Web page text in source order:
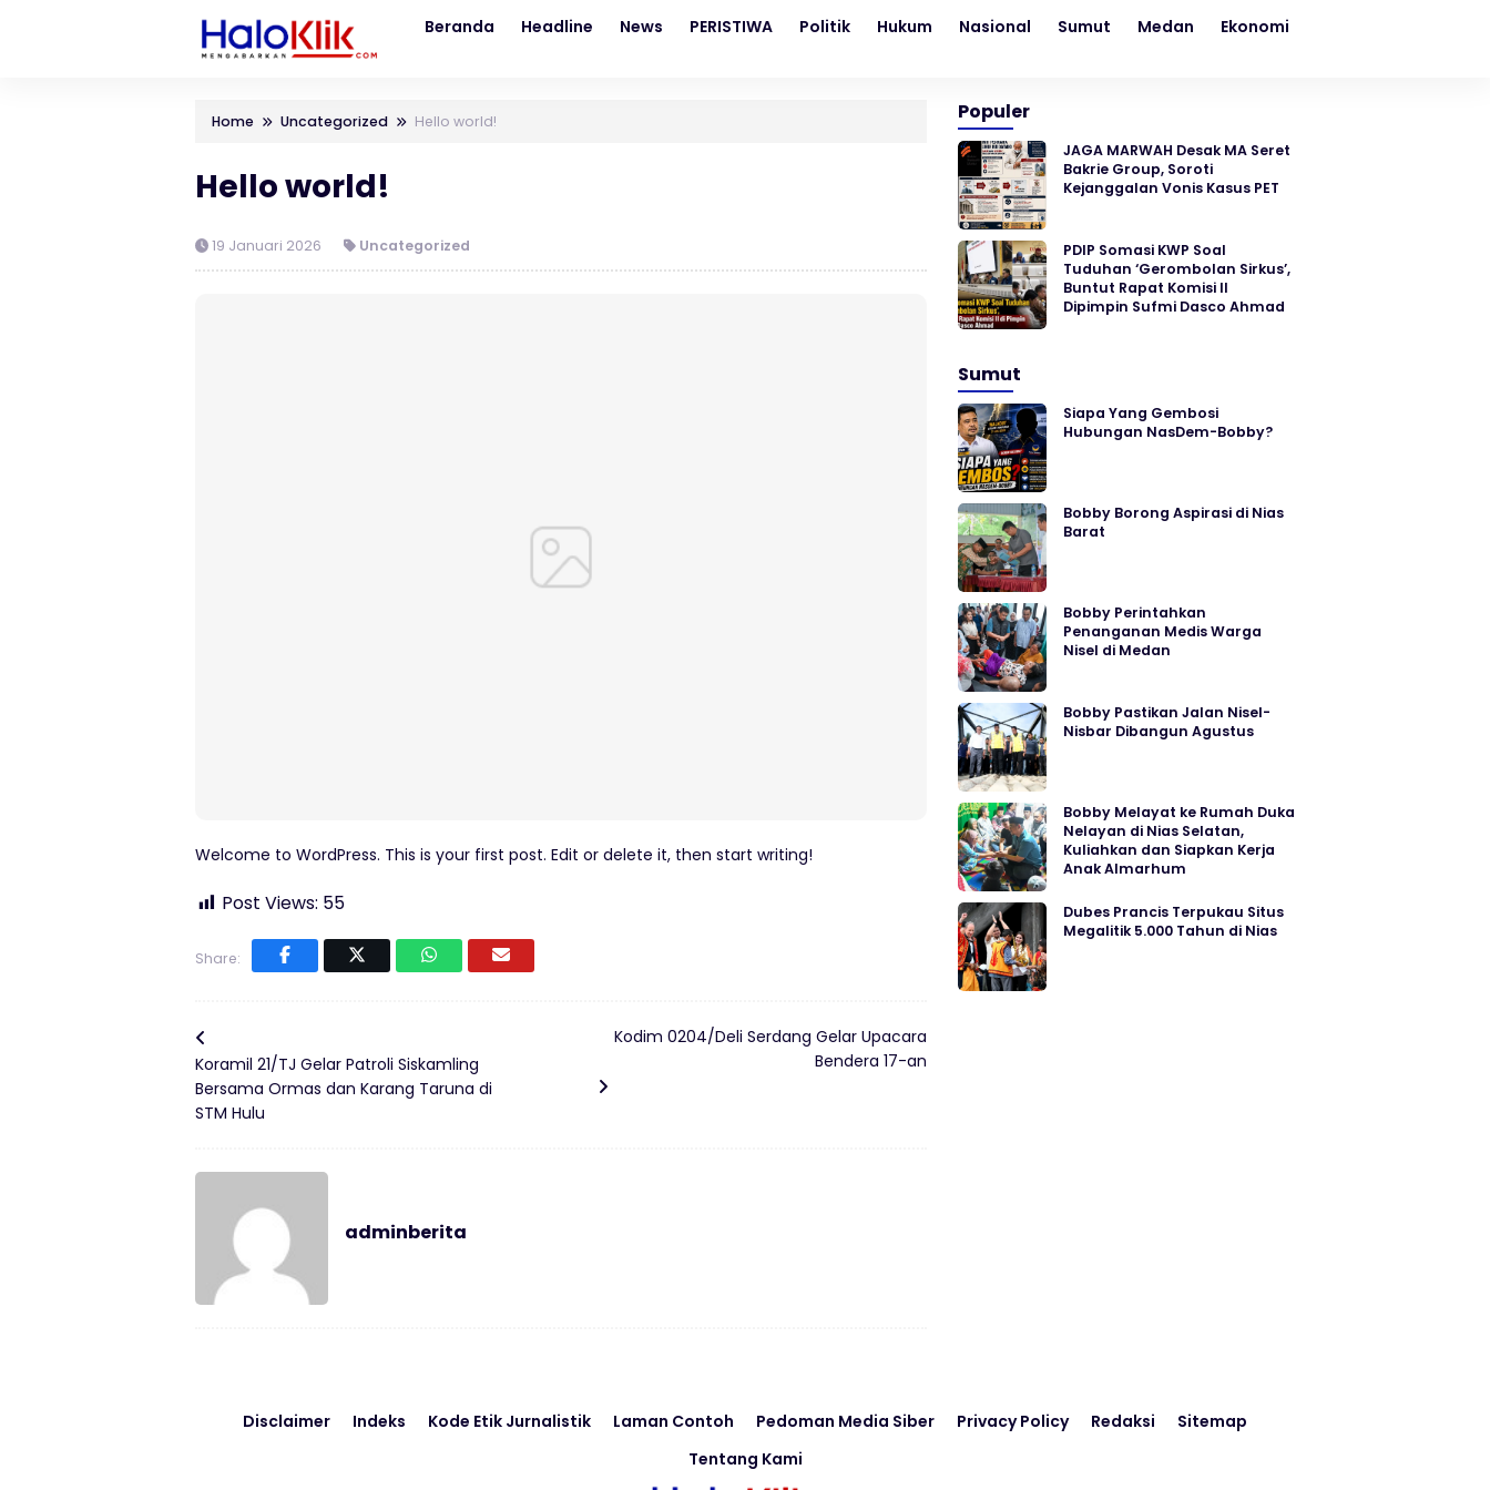
Beranda Headline News PERISTIWA Politik Hukum Nasional Sumut Medan Ekonomi
Home Uncategorized Hello world!
Hello world!
19 Januari 2026 Uncategorized
Welcome to WordPress. This is your first post. Edit or delete it, then start writing!
Post Views: 55
Share:
Koramil 21/TJ Gelar Patroli Siskamling
Bersama Ormas dan Karang Taruna di
STM Hulu
Kodim 0204/Deli Serdang Gelar Upacara
Bendera 17-an
adminberita
Populer
JAGA MARWAH Desak MA Seret
Bakrie Group, Soroti
Kejanggalan Vonis Kasus PET
PDIP Somasi KWP Soal
Tuduhan ‘Gerombolan Sirkus’,
Buntut Rapat Komisi II
Dipimpin Sufmi Dasco Ahmad
Sumut
Siapa Yang Gembosi
Hubungan NasDem-Bobby?
Bobby Borong Aspirasi di Nias
Barat
Bobby Perintahkan
Penanganan Medis Warga
Nisel di Medan
Bobby Pastikan Jalan Nisel-
Nisbar Dibangun Agustus
Bobby Melayat ke Rumah Duka
Nelayan di Nias Selatan,
Kuliahkan dan Siapkan Kerja
Anak Almarhum
Dubes Prancis Terpukau Situs
Megalitik 5.000 Tahun di Nias
Disclaimer Indeks Kode Etik Jurnalistik Laman Contoh Pedoman Media Siber Privacy Policy Redaksi
Sitemap
Tentang Kami